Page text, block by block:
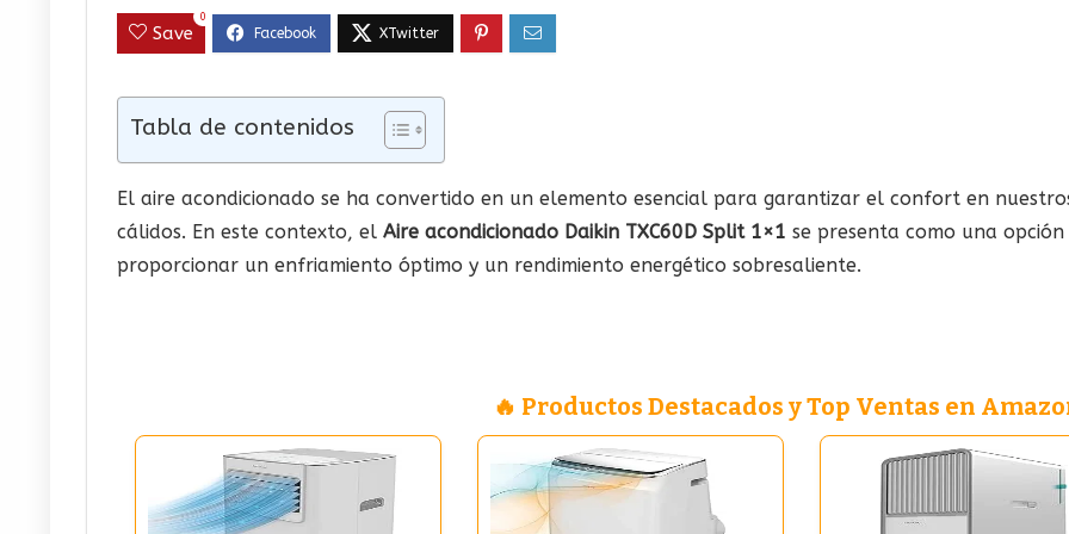
Save
0
Tabla de contenidos
El aire acondicionado se ha convertido en un elemento esencial para garantizar el confort en
cálidos. En este contexto, el Aire acondicionado Daikin TXC60D Split 1×1 se presenta como una
proporcionar un enfriamiento óptimo y un rendimiento energético sobresaliente.
🔥 Productos Destacados y Top Ventas en